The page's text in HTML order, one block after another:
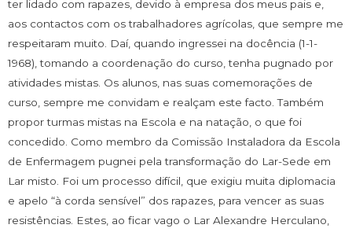
ter lidado com rapazes, devido à empresa dos meus pais e,
aos contactos com os trabalhadores agrícolas, que sempre me
respeitaram muito. Daí, quando ingressei na docência (1-1-
1968), tomando a coordenação do curso, tenha pugnado por
atividades mistas. Os alunos, nas suas comemorações de
curso, sempre me convidam e realçam este facto. Também
propor turmas mistas na Escola e na natação, o que foi
concedido. Como membro da Comissão Instaladora da Escola
de Enfermagem pugnei pela transformação do Lar-Sede em
Lar misto. Foi um processo difícil, que exigiu muita diplomacia
e apelo “à corda sensível” dos rapazes, para vencer as suas
resistências. Estes, ao ficar vago o Lar Alexandre Herculano,